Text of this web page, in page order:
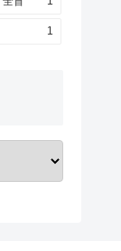
1